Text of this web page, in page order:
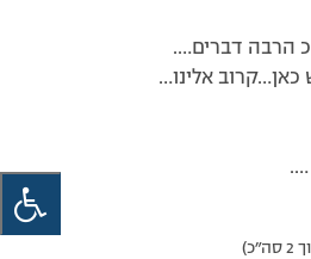
הרבה דברים….
אלינו…